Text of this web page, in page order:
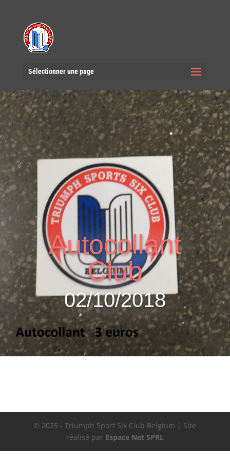
Sélectionner une page
Autocollant
Club
02/10/2018
© 2025 - Triumph Sport Six Club Belgium | Site
réalisé par Espace Net SPRL